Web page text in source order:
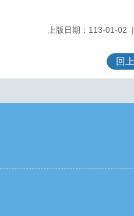
上版日期：113-01-02
回